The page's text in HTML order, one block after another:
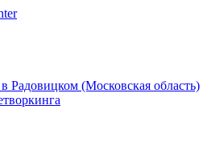
Радовицком (Московская область)